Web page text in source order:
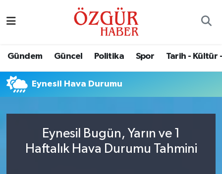
Gündem Güncel Politika Spor Tarih - Kültür
Eynesil Hava Durumu
Eynesil Bugün, Yarın ve 1
Haftalık Hava Durumu Tahmini
Eğitim
Ekonomi
Güncel
Nöbetçi Eczaneler
Namaz Vakitleri
Trafik Durumu
Süper Lig Puan Durumu ve Fikstür